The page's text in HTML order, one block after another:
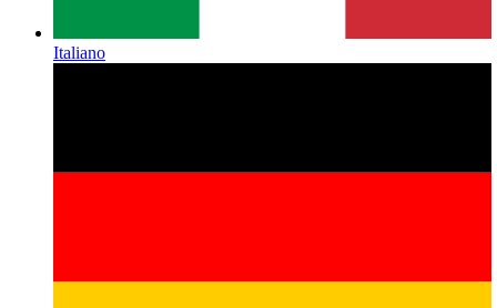
Italiano